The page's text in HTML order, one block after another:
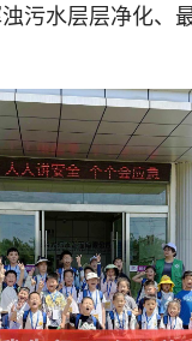
污水层层净化、